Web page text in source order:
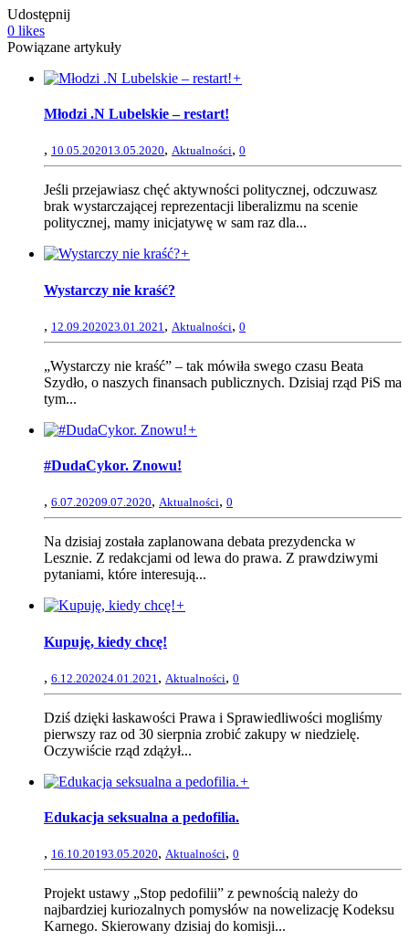
Udostępnij
0 likes
Powiązane artykuły
+
Młodzi .N Lubelskie – restart!
, 10.05.202013.05.2020, Aktualności, 0
Jeśli przejawiasz chęć aktywności politycznej, odczuwasz
brak wystarczającej reprezentacji liberalizmu na scenie
politycznej, mamy inicjatywę w sam raz dla...
+
Wystarczy nie kraść?
, 12.09.202023.01.2021 , Aktualności, 0
„Wystarczy nie kraść” – tak mówiła swego czasu Beata
Szydło, o naszych finansach publicznych. Dzisiaj rząd PiS ma
tym...
+
#DudaCykor. Znowu!
, 6.07.20209.07.2020, Aktualności, 0
Na dzisiaj została zaplanowana debata prezydencka w
Lesznie. Z redakcjami od lewa do prawa. Z prawdziwymi
pytaniami, które interesują...
+
Kupuję, kiedy chcę!
, 6.12.202024.01.2021 , Aktualności, 0
Dziś dzięki łaskawości Prawa i Sprawiedliwości mogliśmy
pierwszy raz od 30 sierpnia zrobić zakupy w niedzielę.
Oczywiście rząd zdążył...
+
Edukacja seksualna a pedofilia.
, 16.10.20193.05.2020, Aktualności, 0
Projekt ustawy „Stop pedofilii” z pewnością należy do
najbardziej kuriozalnych pomysłów na nowelizację Kodeksu
Karnego. Skierowany dzisiaj do komisji...